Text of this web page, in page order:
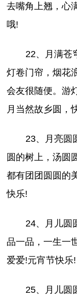
去嘴角上翘，心
哦!
22、月满苍
灯卷门帘，烟花
会友很随便。游
月当然故乡圆，
23、月亮圆
圆的树上，汤圆
都有团团圆圆的
快乐!
24、月儿圆
品一品，一生一
爱爱!元宵节快乐!
25、月儿圆